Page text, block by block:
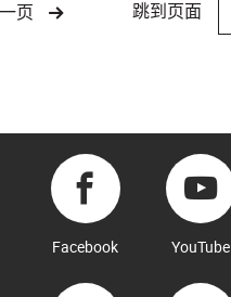
页 跳到页面
Facebook YouTube